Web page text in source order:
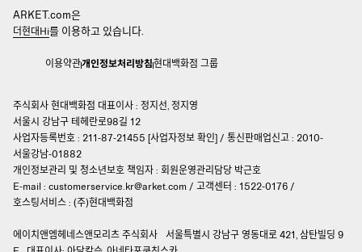
ARKET.com은
더현대Hi를 이용하고 있습니다.
이용약관개인정보처리방침현대백화점 그룹
주식회사 현대백화점 대표이사 : 정지선, 정지영
서울시 강남구 테헤란로98길 12
사업자등록번호 : 211-87-21455 [사업자정보 확인] / 통신판매업신고 : 2010-
서울강남-01882
개인정보관리 및 청소년보호 책임자 : 회원운영관리담당 박근호
E-mail : customerservice.kr@arket.com / 고객센터 : 1522-0176 /
호스팅서비스 : (주)현대백화점
에이치앤엠헤네스앤모리츠 주식회사
서울특별시 강남구 영동대로 421, 삼탄빌딩 9